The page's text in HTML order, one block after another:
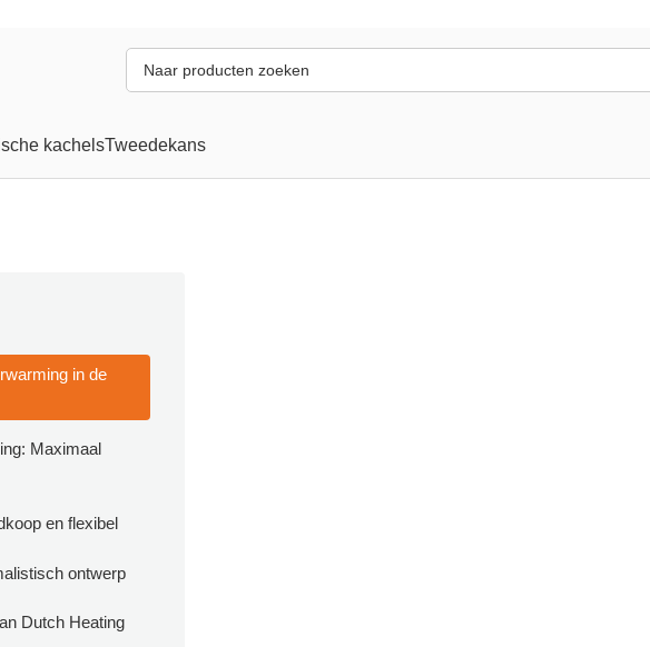
kachelsTweedekans
in de
Maximaal
en flexibel
ontwerp
Dutch Heating